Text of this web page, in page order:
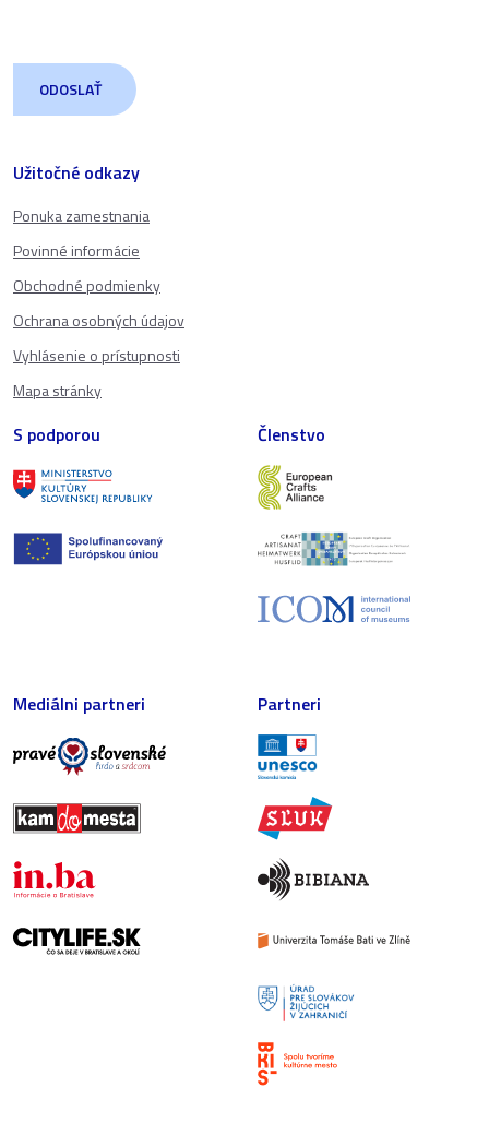
Užitočné odkazy
Ponuka zamestnania
Povinné informácie
Obchodné podmienky
Ochrana osobných údajov
Vyhlásenie o prístupnosti
Mapa stránky
S podporou Členstvo
Mediálni partneri Partneri